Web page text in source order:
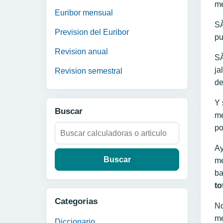
Euribor mensual
Prevision del Euribor
Revision anual
Revision semestral
Buscar
Buscar:
Categorias
Y